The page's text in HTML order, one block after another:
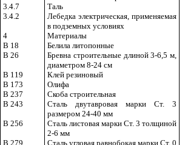
3.4.7 Таль
3.4.2
Лебедка электрическая, применяемая
в подземных условиях
4
Материалы
В 18
Белила литопонные
В 26
Бревна строительные длиной 3-6,5 м,
диаметром 8-24 см
В 119 Клей резиновый
В 173
Олифа
В 237
Скоба строительная
В 243
Сталь двутавровая марки Ст. 3
размером 24-40 мм
В 256
Сталь листовая марки Ст. 3 толщиной
2-6 мм
В 279
Сталь угловая равнобокая марки Ст. 0